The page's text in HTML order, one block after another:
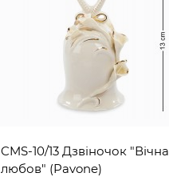
CMS-10/13 Дзвіночок "Вічна
любов" (Pavone)